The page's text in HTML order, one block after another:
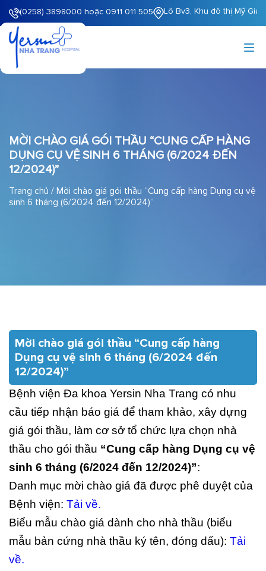
(0258) 3898000 hoặc 0911 011 505 Lô Bv3, Khu đô thị Mỹ
MỜI CHÀO GIÁ GÓI THẦU “CUNG CẤP HÀNG
DỤNG CỤ VỆ SINH 6 THÁNG (6/2024 ĐẾN
12/2024)”
Trang chủ / Mời chào giá gói thầu “Cung cấp hàng Dụng cụ vệ
sinh 6 tháng (6/2024 đến 12/2024)”
Mời chào giá gói thầu “Cung cấp hàng
Dụng cụ vệ sinh 6 tháng (6/2024 đến
12/2024)”
Bệnh viện Đa khoa Yersin Nha Trang có nhu
cầu tiếp nhận báo giá để tham khảo, xây dựng
giá gói thầu, làm cơ sở tổ chức lựa chọn nhà
thầu cho gói thầu “Cung cấp hàng Dụng cụ vệ
sinh 6 tháng (6/2024 đến 12/2024)”:
Danh mục mời chào giá đã được phê duyệt của
Bệnh viện: Tải về.
Biểu mẫu chào giá dành cho nhà thầu (biểu
mẫu bản cứng nhà thầu ký tên, đóng dấu): Tải
về.